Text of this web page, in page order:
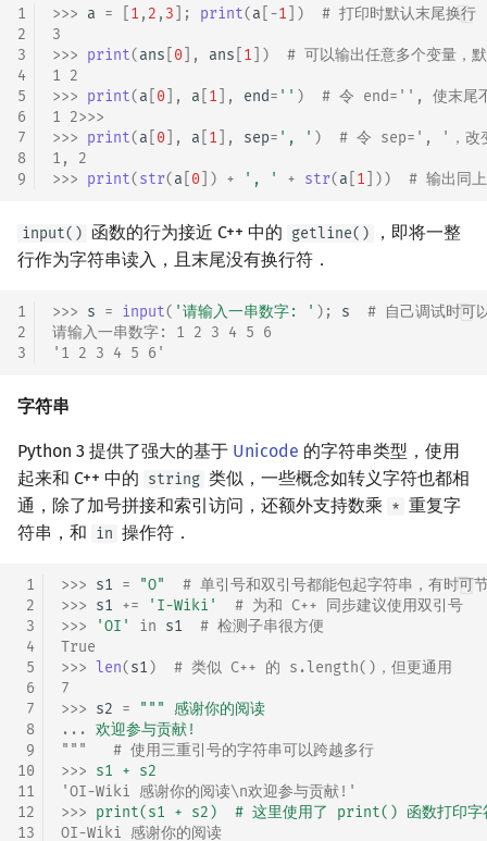
1
2
3
4
5
6
7
8
9
>>> a = 1 , 2 , 3 ]; print(a -1 ])
# 打印时默认末尾换行
3
>>> print(ans 0 ], ans 1 ])
# 可以输出任意多个变量，
1 2
>>> print(a 0 ], a 1 ], end= '' )
# 令 end='', 使末尾
1 2>>>
>>> print(a 0 ], a 1 ], sep= ', ' )
# 令 sep=', '，改
1, 2
>>> print(str(a 0 ]) + ', ' + str(a 1 ])) # 输出同
input() 函数的行为接近 C++ 中的 getline()
，即将一整
行作为字符串读入，且末尾没有换行符．
1
2
3
>>> s = input( '请输入一串数字: ' ); s
# 自己调试时可
请输入一串数字: 1 2 3 4 5 6
'1 2 3 4 5 6'
字符串
Python 3 提供了强大的基于 Unicode 的字符串类型，使用
起来和 C++ 中的 string 类似，一些概念如转义字符也都相
通，除了加号拼接和索引访问，还额外支持数乘 * 重复字
符串，和 in 操作符．
1
2
3
4
5
6
7
8
9
10
11
12
13
>>> s1 = "O"
# 单引号和双引号都能包起字符串，有时可
>>> s1 += 'I-Wiki'
# 为和 C++ 同步建议使用双引号
>>>
'OI' in s1
# 检测子串很方便
True
>>> len(s1)
# 类似 C++ 的 s.length()，但更通用
7
>>> s2 =
""" 感谢你的阅读
... 欢迎参与贡献!
"""   # 使用三重引号的字符串可以跨越多行
>>> s1 + s2
'OI-Wiki 感谢你的阅读\n欢迎参与贡献!'
>>> print(s1 + s2)  # 这里使用了 print() 函数打印字
OI-Wiki 感谢你的阅读